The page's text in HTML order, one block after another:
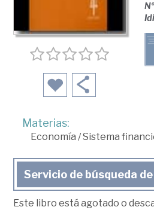
Materias:
Economía /Sistema
Servicio de búsqueda
Este libro está agotado o